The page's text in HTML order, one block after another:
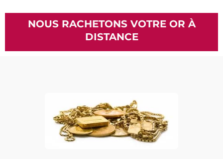
NOUS RACHETONS VOTRE OR À
DISTANCE